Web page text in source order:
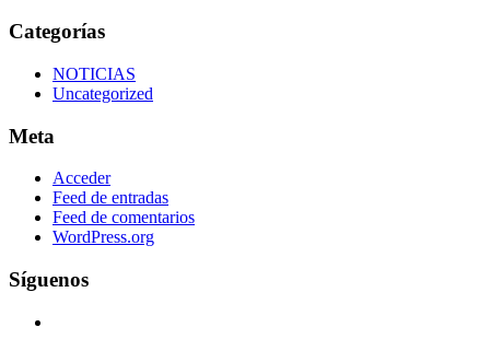
Categorías
NOTICIAS
Uncategorized
Meta
Acceder
Feed de entradas
Feed de comentarios
WordPress.org
Síguenos